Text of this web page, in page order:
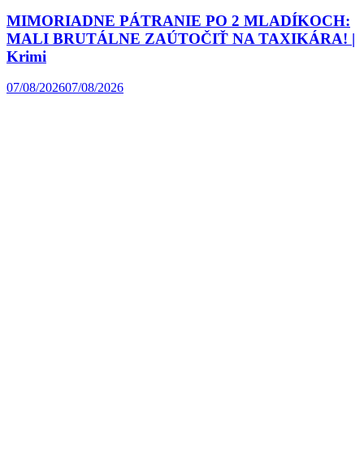
MIMORIADNE PÁTRANIE PO 2 MLADÍKOCH:
MALI BRUTÁLNE ZAÚTOČIŤ NA TAXIKÁRA! |
Krimi
07/08/202607/08/2026